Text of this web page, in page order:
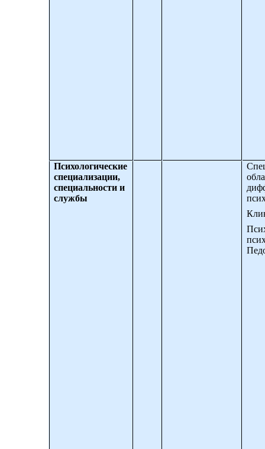
Психологические
специализации,
специальности и
службы